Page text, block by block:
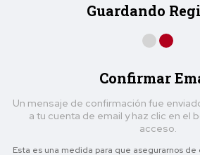
Guardando
Confirmar
Un mensaje de confirmación fue
a tu cuenta de email y haz clic en el
acceso.
Esta es una medida para que asegurarnos